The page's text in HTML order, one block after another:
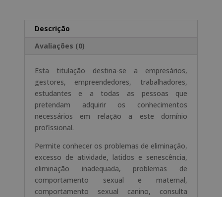
Canino
Selo
Notário
Europeu
:
Descrição
Avaliações (0)
Esta titulação destina-se a empresários,
gestores, empreendedores, trabalhadores,
estudantes e a todas as pessoas que
pretendam adquirir os conhecimentos
necessários em relação a este domínio
profissional.
Permite conhecer os problemas de eliminação,
excesso de atividade, latidos e senescência,
eliminação inadequada, problemas de
comportamento sexual e maternal,
comportamento sexual canino, consulta